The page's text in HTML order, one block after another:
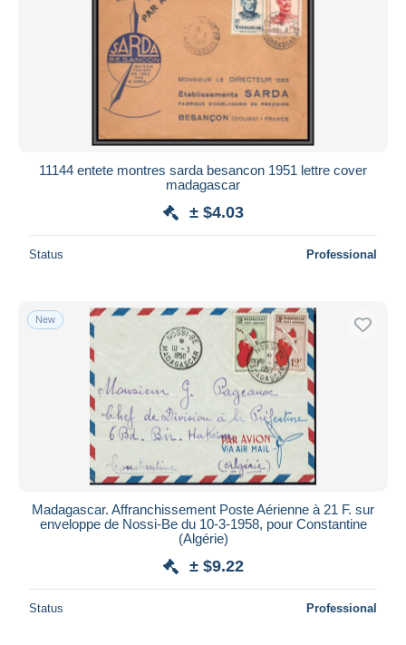
11144 entete montres sarda besancon 1951 lettre cover
madagascar
± $4.03
Status Professional
New
Madagascar. Affranchissement Poste Aérienne à 21 F. sur
enveloppe de Nossi-Be du 10-3-1958, pour Constantine
(Algérie)
± $9.22
Status Professional